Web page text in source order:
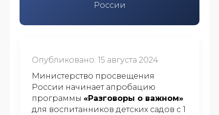
России
Опубликовано: 15 августа 2024
Министерство просвещения
России начинает апробацию
программы «Разговоры о важном»
для воспитанников детских садов с 1